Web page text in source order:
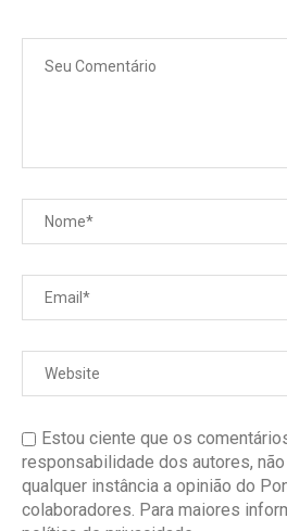
Estou ciente que os
responsabilidade dos autores,
qualquer instância a opinião do
colaboradores. Para maiores